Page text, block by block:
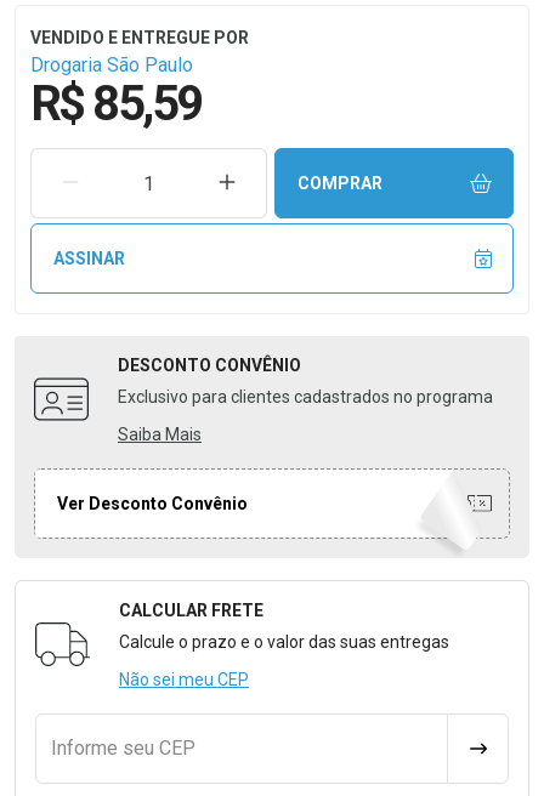
Drogaria São Paulo
R$ 85,59
REMOVER UMA UNIDADEAUMENTAR UMA UNIDADE
COMPRAR
ASSINAR
DESCONTO CONVÊNIO
Exclusivo para clientes cadastrados no programa
Saiba Mais
Ver Desconto Convênio
Formulário para Calcular o Frete
CALCULAR FRETE
Calcule o prazo e o valor das suas entregas
Não sei meu CEP
Informe seu CEP